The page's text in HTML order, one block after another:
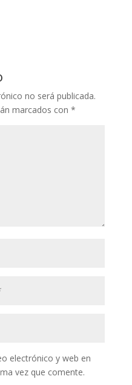
no será publicada.
marcados con *
electrónico y web en
vez que comente.